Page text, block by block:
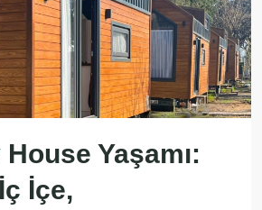
Yaşamı:
İçe,